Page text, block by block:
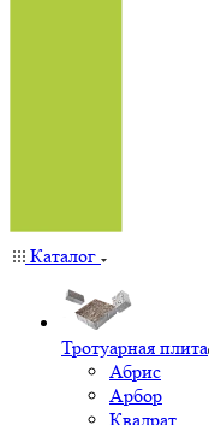
Каталог
Тротуарная плита
Абрис
Арбор
Квадрат